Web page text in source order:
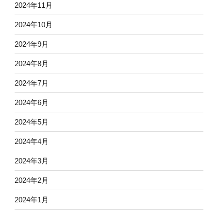
2024年11月
2024年10月
2024年9月
2024年8月
2024年7月
2024年6月
2024年5月
2024年4月
2024年3月
2024年2月
2024年1月